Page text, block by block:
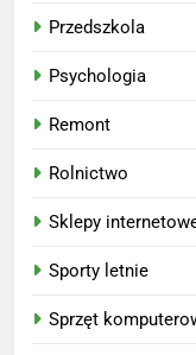
Przedszkola
Psychologia
Remont
Rolnictwo
Sklepy
Sporty letnie
Sprzęt